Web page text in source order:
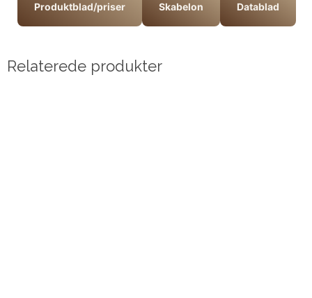
Produktblad/priser Skabelon Datablad
Relaterede produkter